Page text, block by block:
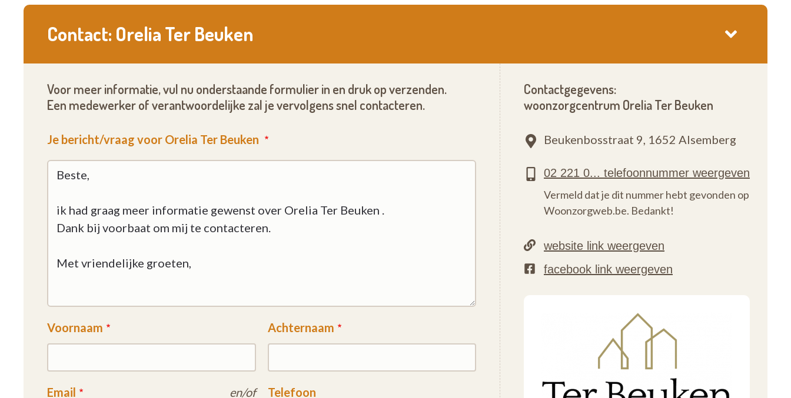
Contact: Orelia Ter Beuken
Voor meer informatie, vul nu onderstaande formulier in en druk op verzenden.
Een medewerker of verantwoordelijke zal je vervolgens snel contacteren.
Je bericht/vraag voor Orelia Ter Beuken
Voornaam Achternaam
Email en/of Telefoon
Contactgegevens:
woonzorgcentrum Orelia Ter Beuken
Beukenbosstraat 9, 1652 Alsemberg
Vermeld dat je dit nummer hebt gevonden op
Woonzorgweb.be. Bedankt!